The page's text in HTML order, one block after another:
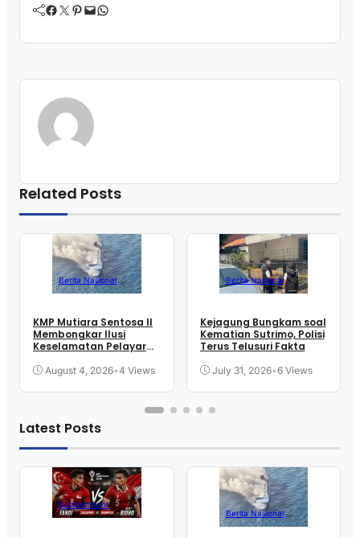
Facebook Twitter Pinterest Mail WhatsApp
Related Posts
Berita Nasional
KMP Mutiara Sentosa II
Membongkar Ilusi
Keselamatan Pelayaran
August 4, 2026•4 Views
Berita Nasional
Kejagung Bungkam soal
Kematian Sutrimo, Polisi
Terus Telusuri Fakta
July 31, 2026•6 Views
Latest Posts
Bolatainment
Berita Nasional